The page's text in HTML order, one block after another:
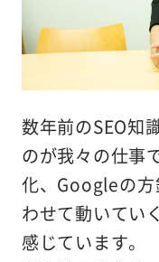
数年前のSEO知
のが我々の仕事
化、Googleの
わせて動いてい
感じています。